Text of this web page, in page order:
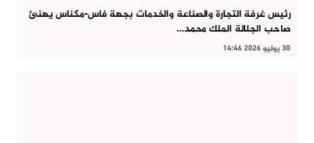
رئيس غرفة التجارة والصناعة والخدمات بجهة فاس-مكناس يهنئ
صاحب الجلالة الملك محمد…
30 يوليو 2026 14:46